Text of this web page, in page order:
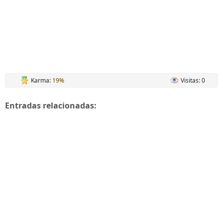
Karma: 19% Visitas: 0
Entradas relacionadas: